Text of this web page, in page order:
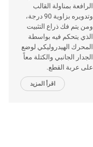
الرافعة بمناولة القالب
وتدويره بزاوية 90 درجة،
ومن يتم فك ذراع التثبيت
الذي يتحكم فيه بواسطة
المحرك الهيدروليكي لوضع
الجدار الجانبي والكتلة معاً
على عربة القطع.
اقرأ المزيد